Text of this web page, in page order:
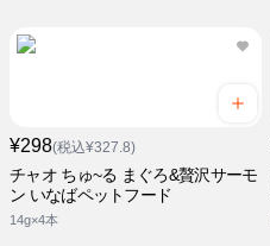
¥298(税込¥327.8)
チャオ ちゅ~る まぐろ&贅沢サーモ
ン いなばペットフード
14g×4本